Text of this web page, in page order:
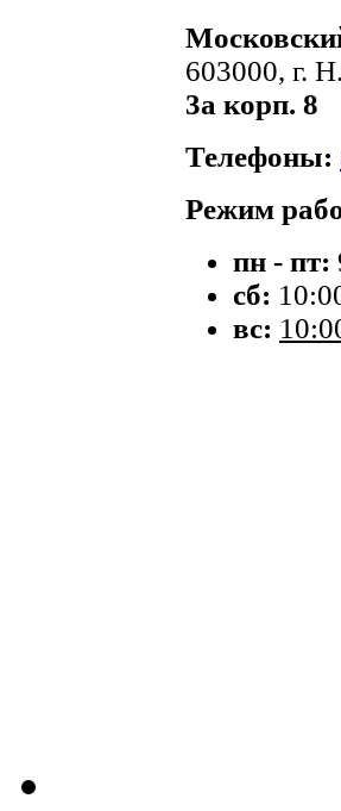
603000, г.
3а корп. 8
Телефоны:
Режим
пн - пт:
сб:
вс: